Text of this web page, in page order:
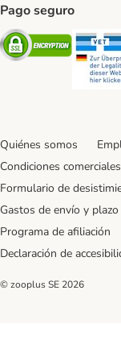
Pago seguro
Security
Quiénes somos
Condiciones
Formulario de
Gastos de envío y
Programa de afiliación
Declaración de
© zooplus SE 2026